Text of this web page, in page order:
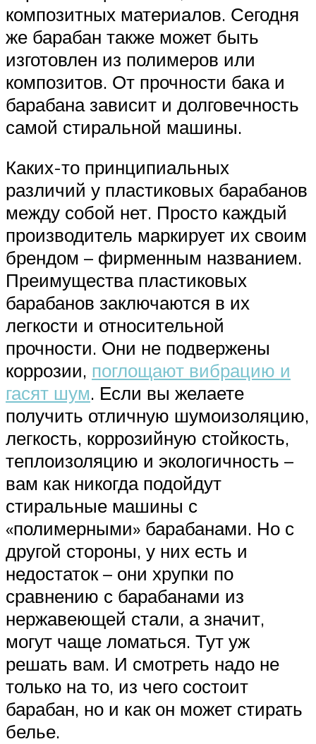
композитных материалов. Сегодня
же барабан также может быть
изготовлен из полимеров или
композитов. От прочности бака и
барабана зависит и долговечность
самой стиральной машины.
Каких-то принципиальных
различий у пластиковых барабанов
между собой нет. Просто каждый
производитель маркирует их своим
брендом – фирменным названием.
Преимущества пластиковых
барабанов заключаются в их
легкости и относительной
прочности. Они не подвержены
коррозии, поглощают вибрацию и
гасят шум. Если вы желаете
получить отличную шумоизоляцию,
легкость, коррозийную стойкость,
теплоизоляцию и экологичность –
вам как никогда подойдут
стиральные машины с
«полимерными» барабанами. Но с
другой стороны, у них есть и
недостаток – они хрупки по
сравнению с барабанами из
нержавеющей стали, а значит,
могут чаще ломаться. Тут уж
решать вам. И смотреть надо не
только на то, из чего состоит
барабан, но и как он может стирать
белье.